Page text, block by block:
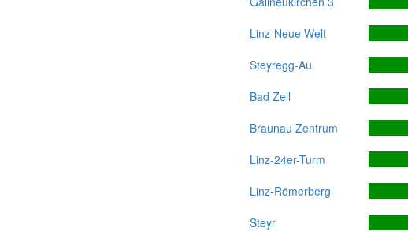
Linz-Neue Welt
Steyregg-Au
Bad Zell
Braunau Zentrum
Linz-24er-Turm
Linz-Römerberg
Steyr